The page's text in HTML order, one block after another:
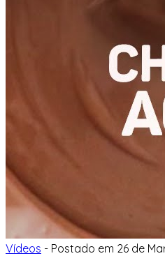
Vídeos - Postado em 26 de